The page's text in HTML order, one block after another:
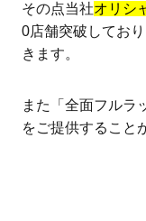
その点当社オリシ
0店舗突破してお
きます。
また「全面フルラ
をご提供すること